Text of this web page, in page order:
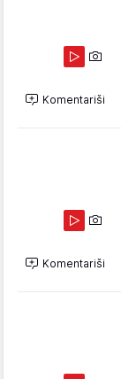
Komentariši
Komentariši